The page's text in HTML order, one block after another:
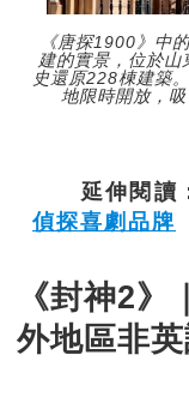
《唐探1900》中
建的實景，位於
史還原228棟建築
地限時開放，
延伸閱讀
偵探喜劇品牌
《封神2
外地區非